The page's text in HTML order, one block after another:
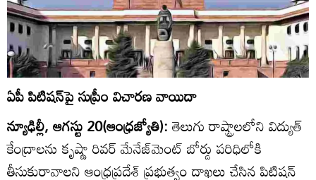
ఏపీ పిటిషన్‌పై సుప్రీం విచారణ వాయిదా
న్యూఢిల్లీ, ఆగస్టు 20(ఆంధ్రజ్యోతి):తెలుగు రాష్ట్రాలలోని విద్యుత్‌
కేంద్రాలను కృష్ణా రివర్‌ మేనేజ్‌మెంట్‌ బోర్డు పరిధిలోకి
తీసుకురావాలని ఆంధ్రప్రదేశ్‌ ప్రభుత్వం దాఖలు చేసిన పిటిషన్‌